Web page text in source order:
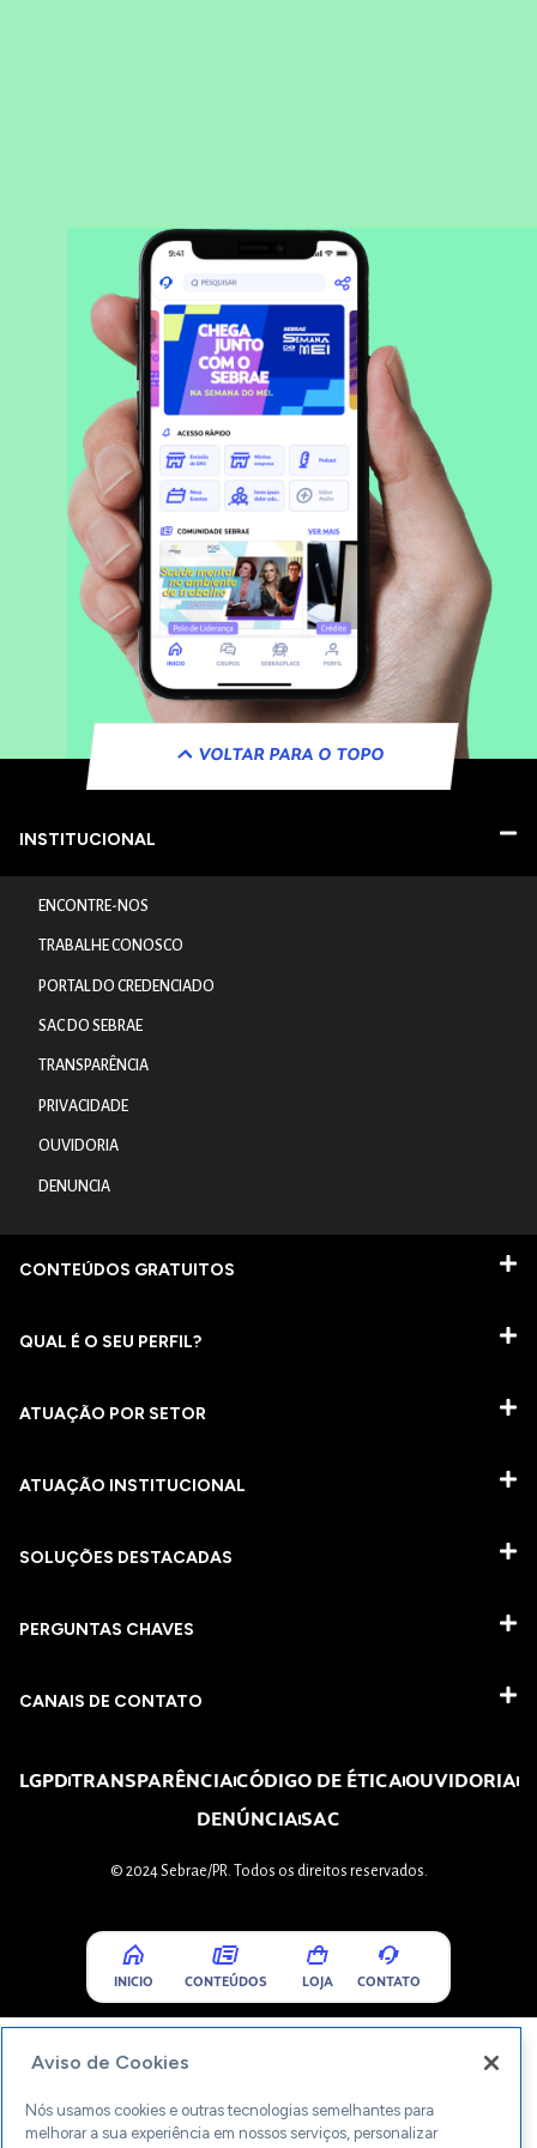
VOLTAR PARA O TOPO
INSTITUCIONAL
ENCONTRE-NOS
TRABALHE CONOSCO
PORTAL DO CREDENCIADO
SAC DO SEBRAE
TRANSPARÊNCIA
PRIVACIDADE
OUVIDORIA
DENUNCIA
CONTEÚDOS GRATUITOS
QUAL É O SEU PERFIL?
ATUAÇÃO POR SETOR
ATUAÇÃO INSTITUCIONAL
SOLUÇÕES DESTACADAS
PERGUNTAS CHAVES​
CANAIS DE CONTATO
LGPDTRANSPARÊNCIACÓDIGO DE ÉTICAOUVIDORIA
DENÚNCIASAC
© 2024 Sebrae/PR. Todos os direitos reservados.
INICIO CONTEÚDOS LOJA CONTATO
Aviso de Cookies
Nós usamos cookies e outras tecnologias semelhantes para
melhorar a sua experiência em nossos serviços, personalizar